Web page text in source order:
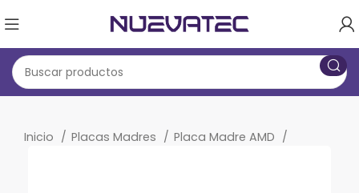
Inicio Placas Madres Placa Madre AMD